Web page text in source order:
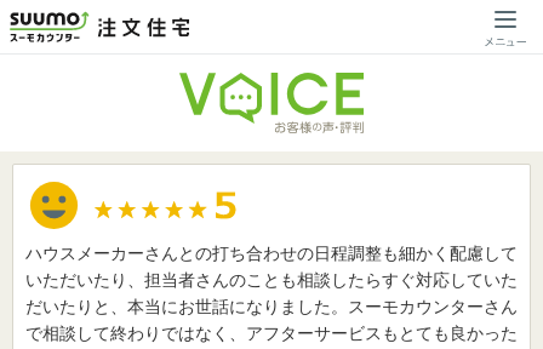
ハウスメーカーさんとの打ち合わせの日程調整も細かく配慮して
いただいたり、担当者さんのことも相談したらすぐ対応していた
だいたりと、本当にお世話になりました。スーモカウンターさん
で相談して終わりではなく、アフターサービスもとても良かった